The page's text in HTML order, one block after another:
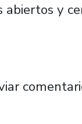
abiertos y